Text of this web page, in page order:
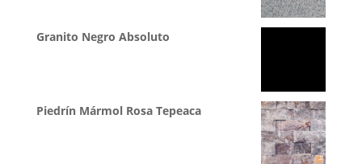
Granito Negro Absoluto
Piedrín Mármol Rosa Tepeaca